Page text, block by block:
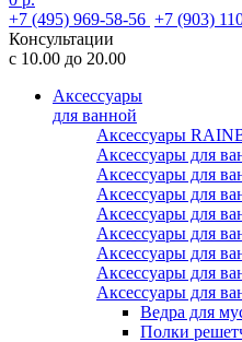
+7 (495) 969-58-56 +7 (903)
Консультации
с 10.00 до 20.00
Аксессуары
для ванной
Аксессуары
Аксессуары для
Аксессуары для
Аксессуары для
Аксессуары для
Аксессуары для
Аксессуары для
Аксессуары для
Аксессуары для
Ведра для
Полки